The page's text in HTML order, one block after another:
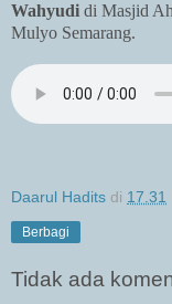
Wahyudi di Masjid
Mulyo Semarang.
Daarul Hadits di 17.31
Berbagi
Tidak ada